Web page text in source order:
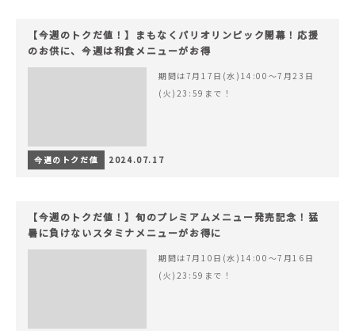
【今週のトクだ値！】まもなくパリオリンピック開幕！応援
のお供に、今週は和食メニューがお得
期間は7月17日(水)14:00〜7月23日
(火)23:59まで！
今週のトクだ値 2024.07.17
【今週のトクだ値！】旬のプレミアムメニュー発売記念！猛
暑に負けないスタミナメニューがお得に
期間は7月10日(水)14:00〜7月16日
(火)23:59まで！